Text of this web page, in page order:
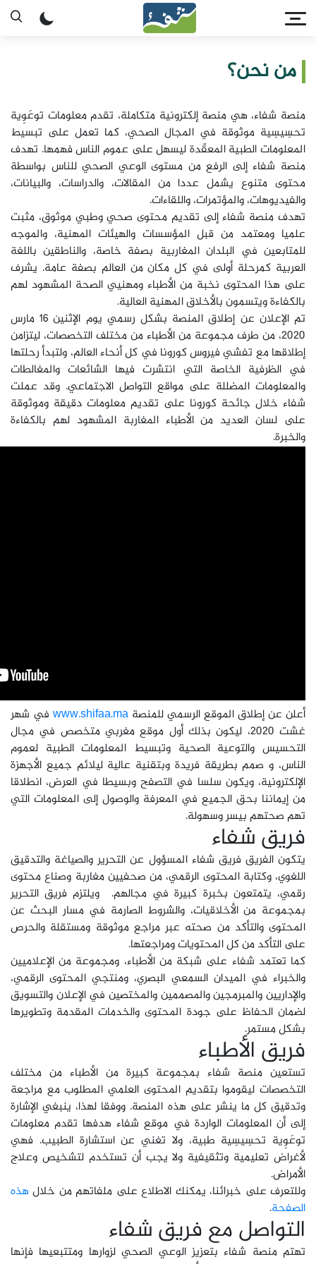
من نحن؟
منصة شفاء، هي منصة إلكترونية متكاملة، تقدم معلومات توعَوِية
تحسِيسِية موثوقة في المجال الصحي، كما تعمل على تبسيط
المعلومات الطبية المعقّدة ليسهل على عموم الناس فهمها. تهدف
منصة شفاء إلى الرفع من مستوى الوعي الصحي للناس بواسطة
محتوى متنوع يشمل عددا من المقالات، والدراسات، والبيانات،
والفيديوهات، والمؤتمرات، واللقاءات.
تهدف منصة شفاء إلى تقديم محتوى صحي وطبي موثوق، مثبت
علميا ومعتمد من قبل المؤسسات والهيئات المهنية، والموجه
للمتابعين في البلدان المغاربية بصفة خاصة، والناطقين باللغة
العربية كمرحلة أولى في كل مكان من العالم بصفة عامة. يشرف
على هذا المحتوى نخبة من الأطباء ومهنيي الصحة المشهود لهم
بالكفاءة ويتسمون بالأخلاق المهنية العالية.
تم الإعلان عن إطلاق المنصة بشكل رسمي يوم الإثنين 16 مارس
2020، من طرف مجموعة من الأطباء من مختلف التخصصات، ليتزامن
إطلاقها مع تفشي فيروس كورونا في كل أنحاء العالم، ولتبدأ رحلتها
في الظرفية الخاصة التي انتشرت فيها الشائعات والمغالطات
والمعلومات المضللة على مواقع التواصل الاجتماعي. وقد عملت
شفاء خلال جائحة كورونا على تقديم معلومات دقيقة وموثوقة
على لسان العديد من الأطباء المغاربة المشهود لهم بالكفاءة
والخبرة.
أعلن عن إطلاق الموقع الرسمي للمنصة www.shifaa.ma في شهر
غشت 2020، ليكون بذلك أول موقع مغربي متخصص في مجال
التحسيس والتوعية الصحية وتبسيط المعلومات الطبية لعموم
الناس، و صمم بطريقة فريدة وبتقنية عالية ليلائم جميع الأجهزة
الإلكترونية، ويكون سلسا في التصفح وبسيطا في العرض، انطلاقا
من إيماننا بحق الجميع في المعرفة والوصول إلى المعلومات التي
تهم صحتهم بيسر وسهولة.
فريق شفاء
يتكون الفريق فريق شفاء المسؤول عن التحرير والصياغة والتدقيق
اللغوي، وكتابة المحتوى الرقمي، من صحفيين مغاربة وصناع محتوى
رقمي، يتمتعون بخبرة كبيرة في مجالهم. ويلتزم فريق التحرير
بمجموعة من الأخلاقيات، والشروط الصارمة في مسار البحث عن
المحتوى والتأكد من صحته عبر مراجع موثوقة ومستقلة والحرص
على التأكد من كل المحتويات ومراجعتها.
كما تعتمد شفاء على شبكة من الأطباء، ومجموعة من الإعلاميين
والخبراء في الميدان السمعي البصري، ومنتجي المحتوى الرقمي،
والإداريين والمبرمجين والمصممين والمختصين في الإعلان والتسويق
لضمان الحفاظ على جودة المحتوى والخدمات المقدمة وتطويرها
بشكل مستمر.
فريق الأطباء
تستعين منصة شفاء بمجموعة كبيرة من الأطباء من مختلف
التخصصات ليقوموا بتقديم المحتوى العلمي المطلوب مع مراجعة
وتدقيق كل ما ينشر على هذه المنصة. ووفقا لهذا، ينبغي الإشارة
إلى أن المعلومات الواردة في موقع شفاء هدفها تقدم معلومات
توعَوِية تحسِيسِية طبية، ولا تغني عن استشارة الطبيب. فهي
لأغراض تعليمية وتثقيفية ولا يجب أن تستخدم لتشخيص وعلاج
الأمراض.
وللتعرف على خبرائنا، يمكنك الاطلاع على ملفاتهم من خلال هذه
الصفحة.
التواصل مع فريق شفاء
تهتم منصة شفاء بتعزيز الوعي الصحي لزوارها ومتتبعيها فإنها